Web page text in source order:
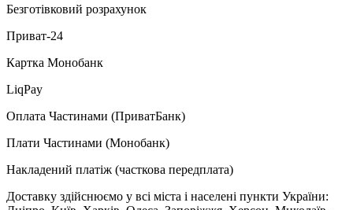
Безготівковий розрахунок
Приват-24
Картка Монобанк
LiqPay
Оплата Частинами (ПриватБанк)
Плати Частинами (Монобанк)
Накладений платіж (часткова передплата)
Доставку здійснюємо у всі міста і населені пункти України: